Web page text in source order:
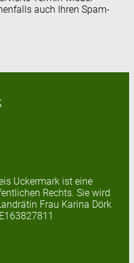
auch Ihren Spam-
Uckermark ist eine
Rechts. Sie wird
Frau Karina Dörk